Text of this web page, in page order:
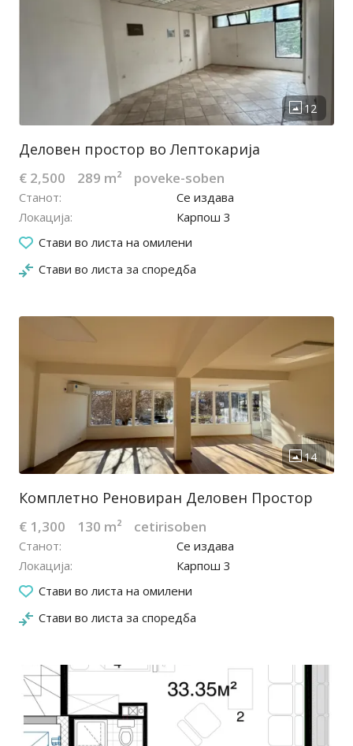
Деловен простор во Лептокарија
€ 2,500 289 m² poveke-soben
Станот
Се издава
Локација
Карпош 3
Стави во листа на омилени
Стави во листа за споредба
19.06.2025
Комплетно Реновиран Деловен Простор
€ 1,300 130 m² cetirisoben
Станот
Се издава
Локација
Карпош 3
Стави во листа на омилени
Стави во листа за споредба
31.01.2025